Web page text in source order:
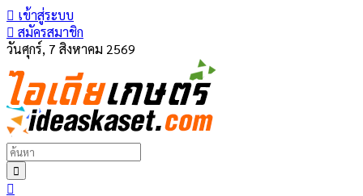
เข้าสู่ระบบ
สมัครสมาชิก
วันศุกร์, 7 สิงหาคม 2569